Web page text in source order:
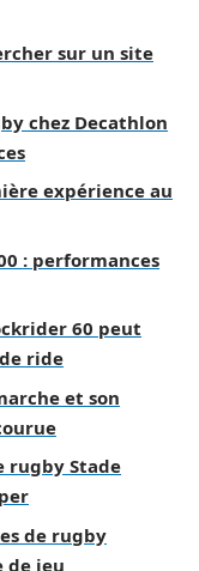
sur un site
chez Decathlon
expérience au
: performances
60 peut
ride
et son
rugby Stade
de rugby
de jeu